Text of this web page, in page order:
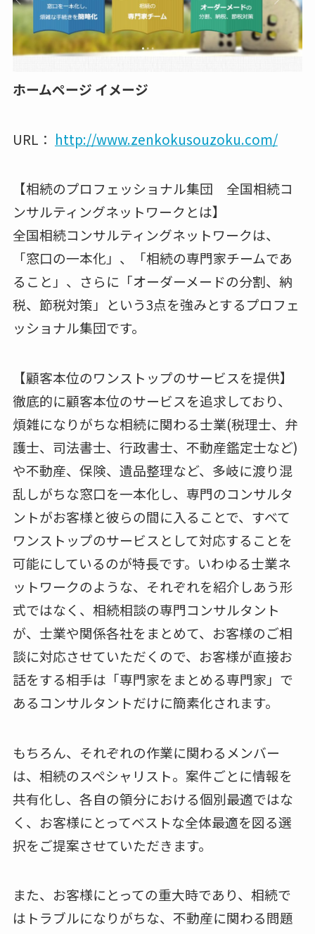
ホームページ イメージ
URL： http://www.zenkokusouzoku.com/
【相続のプロフェッショナル集団 全国相続コ
ンサルティングネットワークとは】
全国相続コンサルティングネットワークは、
「窓口の一本化」、「相続の専門家チームであ
ること」、さらに「オーダーメードの分割、納
税、節税対策」という3点を強みとするプロフェ
ッショナル集団です。
【顧客本位のワンストップのサービスを提供】
徹底的に顧客本位のサービスを追求しており、
煩雑になりがちな相続に関わる士業(税理士、弁
護士、司法書士、行政書士、不動産鑑定士など)
や不動産、保険、遺品整理など、多岐に渡り混
乱しがちな窓口を一本化し、専門のコンサルタ
ントがお客様と彼らの間に入ることで、すべて
ワンストップのサービスとして対応することを
可能にしているのが特長です。いわゆる士業ネ
ットワークのような、それぞれを紹介しあう形
式ではなく、相続相談の専門コンサルタント
が、士業や関係各社をまとめて、お客様のご相
談に対応させていただくので、お客様が直接お
話をする相手は「専門家をまとめる専門家」で
あるコンサルタントだけに簡素化されます。
もちろん、それぞれの作業に関わるメンバー
は、相続のスペシャリスト。案件ごとに情報を
共有化し、各自の領分における個別最適ではな
く、お客様にとってベストな全体最適を図る選
択をご提案させていただきます。
また、お客様にとっての重大時であり、相続で
はトラブルになりがちな、不動産に関わる問題